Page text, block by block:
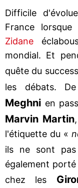
Difficile
France
Zidane
mondial. Et
quête du
les débats.
Meghni en
Marvin Martin
l'étiquette du «
ils ne sont
également
chez les